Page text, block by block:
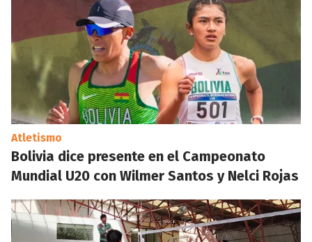
Atletismo
Bolivia dice presente en el Campeonato
Mundial U20 con Wilmer Santos y Nelci Rojas